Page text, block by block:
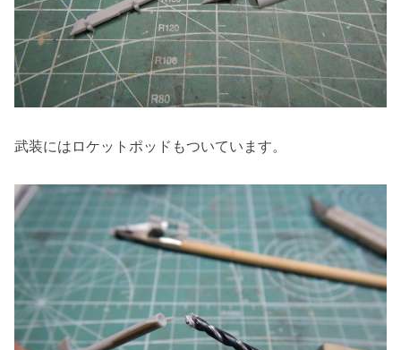
武装にはロケットポッドもついています。